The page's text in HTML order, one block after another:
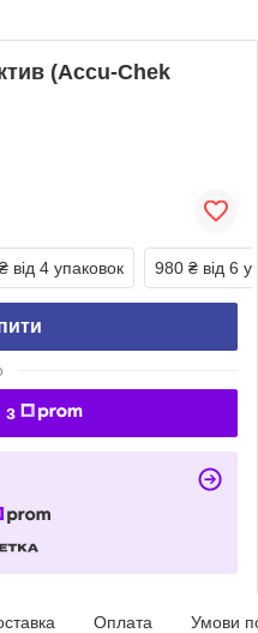
(Accu-Chek
від 4 упаковок 980 ₴ від 6
з
Оплата Умови